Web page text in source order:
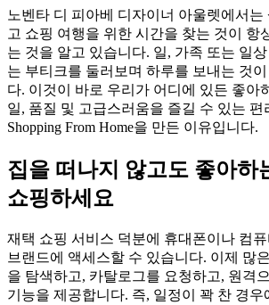
노벤타 디 피아베 디자이너 아울렛에서
고 쇼핑 여행을 위한 시간을 찾는 것이 항
는 것을 알고 있습니다. 일, 가족 또는 일
는 부티크를 둘러보며 하루를 보내는 것이
다. 이것이 바로 우리가 어디에 있든 좋아
일, 품질 및 고급스러움을 즐길 수 있는 편
Shopping From Home을 만든 이유입니다.
집을 떠나지 않고도 좋아하
쇼핑하세요
재택 쇼핑 서비스 덕분에 휴대폰이나 컴
브랜드에 액세스할 수 있습니다. 이제 많
을 탐색하고, 카탈로그를 요청하고, 원격
기능을 제공합니다. 즉, 일정이 꽉 찬 경우